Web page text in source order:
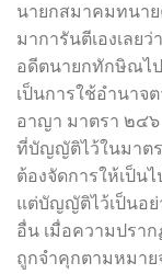
นายกสมาคมทนา
มาการันตีเองเลย
อดีตนายกทักษิณไป
เป็นการใช้อำนา
อาญา มาตรา ๒๔๖
ที่บัญญัติไว้ในมาต
ต้องจัดการให้เป็น
แต่บัญญัติไว้เป็นอ
อื่น เมื่อความปรา
ถูกจำคุกตามหมาย